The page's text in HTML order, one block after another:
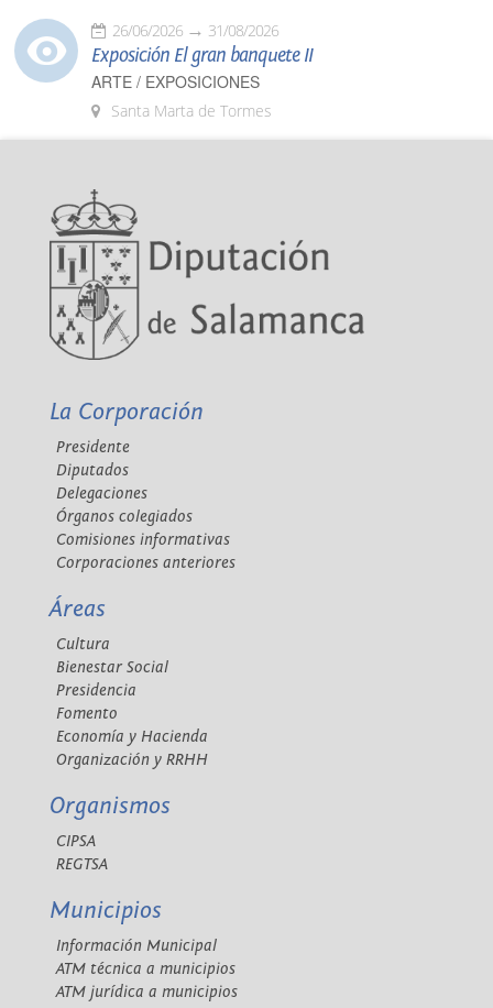
26/06/2026 31/08/2026
Exposición El gran banquete II
ARTE / EXPOSICIONES
Santa Marta de Tormes
La Corporación
Presidente
Diputados
Delegaciones
Órganos colegiados
Comisiones informativas
Corporaciones anteriores
Áreas
Cultura
Bienestar Social
Presidencia
Fomento
Economía y Hacienda
Organización y RRHH
Organismos
CIPSA
REGTSA
Municipios
Información Municipal
ATM técnica a municipios
ATM jurídica a municipios